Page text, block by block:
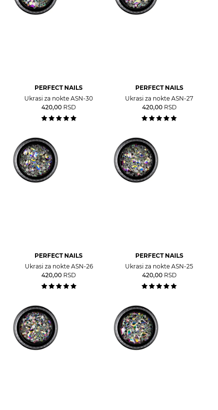
PERFECT NAILS
Ukrasi za nokte ASN-30
420,00 RSD
PERFECT NAILS
Ukrasi za nokte ASN-27
420,00 RSD
PERFECT NAILS
Ukrasi za nokte ASN-26
420,00 RSD
PERFECT NAILS
Ukrasi za nokte ASN-25
420,00 RSD